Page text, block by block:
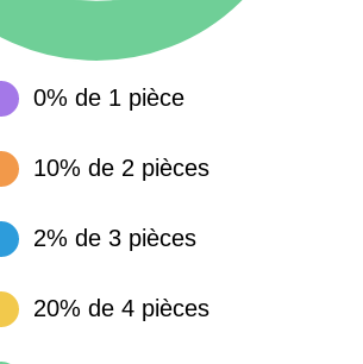
0% de 1 pièce
10% de 2 pièces
2% de 3 pièces
20% de 4 pièces